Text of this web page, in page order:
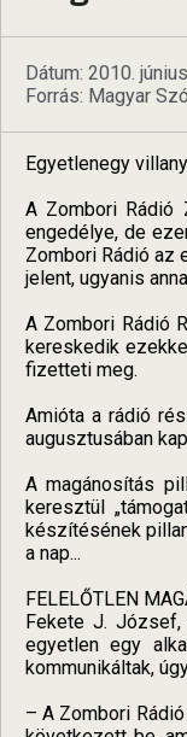
Dátum: 2010.
Forrás: Magyar Szó
Egyetlenegy
A Zombori Rádió
engedélye, de
Zombori Rádió az
jelent, ugyanis
A Zombori Rádió
kereskedik
fizetteti meg.
Amióta a rádió
augusztusában
A magánosítás
keresztül
készítésének
a nap...
FELELŐTLEN
Fekete J. József,
egyetlen egy
kommunikáltak,
– A Zombori